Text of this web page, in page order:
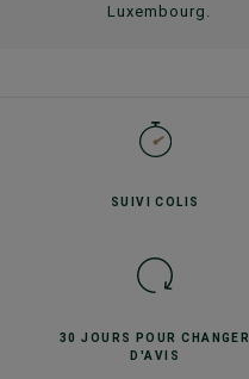
Luxembourg.
SUIVICOLIS
30 JOURS POURCHANGER
D'AVIS